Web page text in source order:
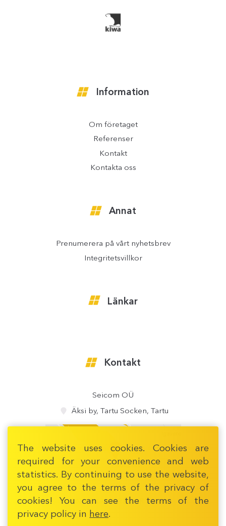
Information
Om företaget
Referenser
Kontakt
Kontakta oss
Annat
Prenumerera på vårt nyhetsbrev
Integritetsvillkor
Länkar
Kontakt
Seicom OÜ
Äksi by, Tartu Socken, Tartu
ÖPPNA EXAKTARE KARTA
The website uses cookies. Cookies are
required for your convenience and web
statistics. By continuing to use the website,
you agree to the terms of the privacy of
cookies! You can see the terms of the
privacy policy in here.